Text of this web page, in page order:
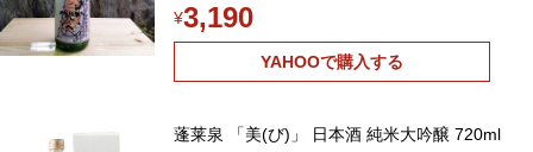
¥3,190
YAHOOで購入する
蓬莱泉 「美(び)」 日本酒 純米大吟醸 720ml